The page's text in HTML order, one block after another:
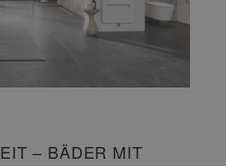
– BÄDER MIT